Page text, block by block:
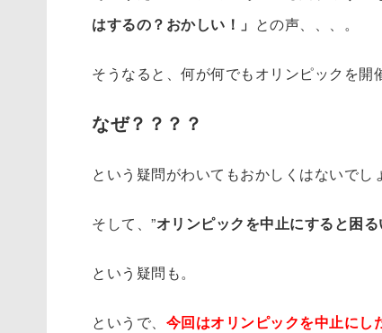
はするの？おかしい！」 との声、、、。
そうなると、何が何でもオリンピックを開
なぜ？？？？
という疑問がわいてもおかしくはないでし
そして、”オリンピックを中止にすると困
という疑問も。
というで、 今回はオリンピックを中止にし